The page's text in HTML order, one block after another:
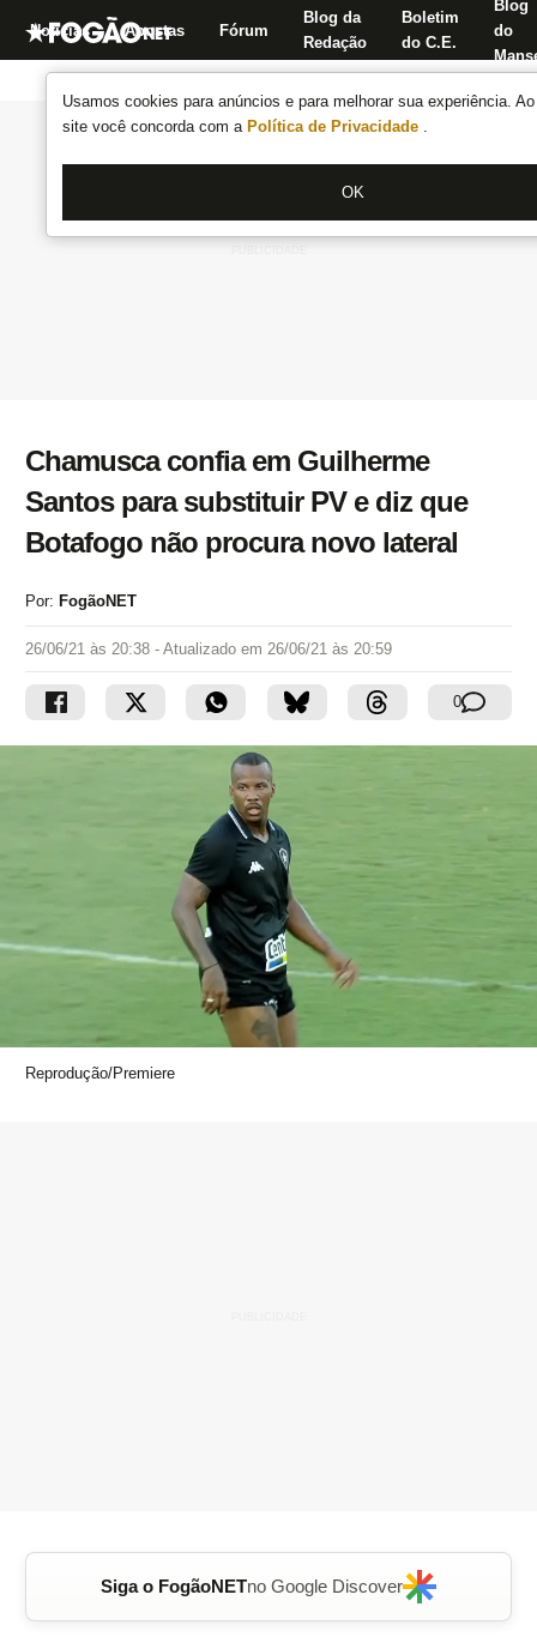
Usamos cookies para anúncios e para melhorar sua experiência.
site você concorda com a Política de Privacidade .
OK
Notícias Apostas Fórum
Blog da
Redação
Boletim
do C.E.
Blog
do
Chamusca confia em Guilherme
Santos para substituir PV e diz que
Botafogo não procura novo lateral
Por: FogãoNET
26/06/21 às 20:38 - Atualizado em 26/06/21 às 20:59
0
Reprodução/Premiere
Siga o FogãoNETno Google Discover